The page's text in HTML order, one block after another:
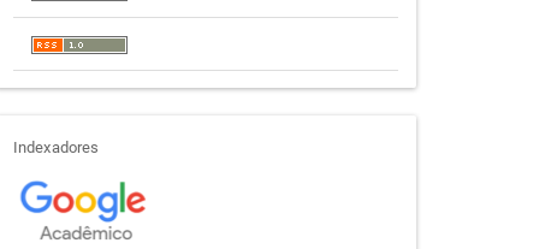
indexadores
Indexadores